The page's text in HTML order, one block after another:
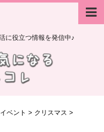
に役立つ情報を発信中♪
ベント > クリスマス >